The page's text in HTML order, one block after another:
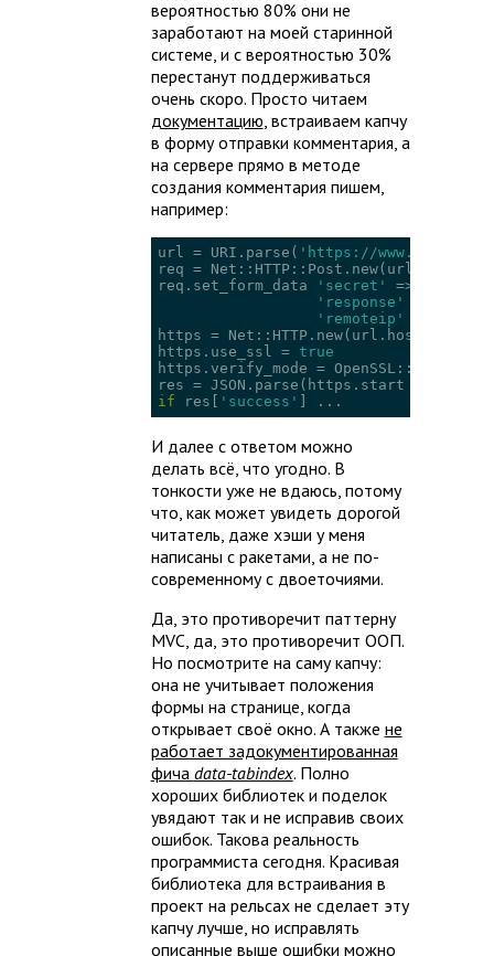
вероятностью 80% они не
заработают на моей старинной
системе, и с вероятностью 30%
перестанут поддерживаться
очень скоро. Просто читаем
документацию , встраиваем капчу
в форму отправки комментария, а
на сервере прямо в методе
создания комментария пишем,
например:
url = URI.parse( 'https://
req = Net::HTTP::Post.new(url.path)
req.set_form_data
'secret' =>
'response'
'remoteip'
https = Net::HTTP.new(url.host,
https.use_ssl = true
https.verify_mode =
res = JSON.parse(https.start {
if res[ 'success' ] ...
И далее с ответом можно
делать всё, что угодно. В
тонкости уже не вдаюсь, потому
что, как может увидеть дорогой
читатель, даже хэши у меня
написаны с ракетами, а не по-
современному с двоеточиями.
Да, это противоречит паттерну
MVC, да, это противоречит ООП.
Но посмотрите на саму капчу:
она не учитывает положения
формы на странице, когда
открывает своё окно. А также не
работает задокументированная
фича data-tabindex. Полно
хороших библиотек и поделок
увядают так и не исправив своих
ошибок. Такова реальность
программиста сегодня. Красивая
библиотека для встраивания в
проект на рельсах не сделает эту
капчу лучше, но исправлять
описанные выше ошибки можно